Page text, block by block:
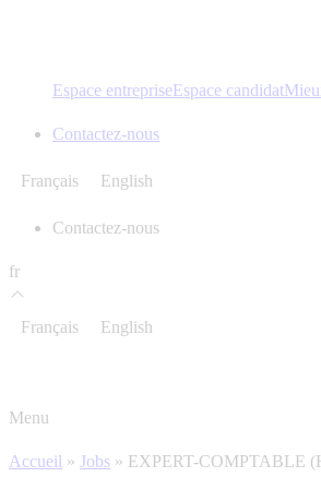
Espace entrepriseEspace candidat
Contactez-nous
Français English
Contactez-nous
fr
Français English
Menu
Accueil » Jobs » EXPERT-COMPTABLE